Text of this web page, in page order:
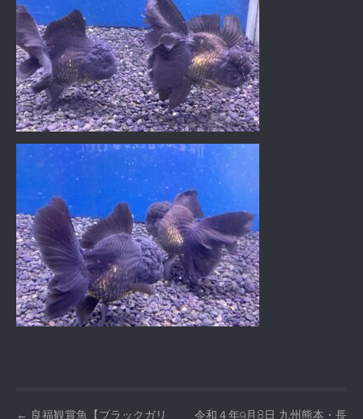
← 良福観賞魚【ブラックガリ
令和４年9月8日 九州熊本・長